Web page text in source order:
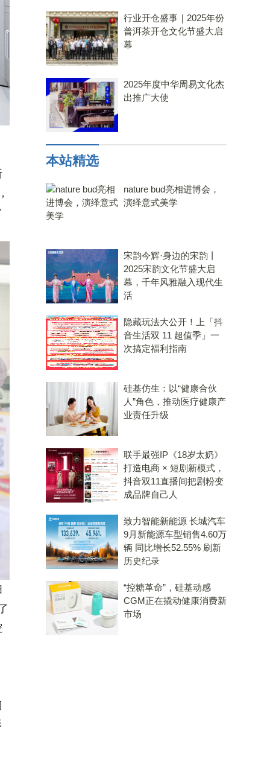
行业开仓盛事｜2025年份
普洱茶开仓文化节盛大启
幕
2025年度中华周易文化杰
出推广大使
本站精选
nature bud亮相进博会，
演绎意式美学
宋韵今辉·身边的宋韵丨
2025宋韵文化节盛大启
幕，千年风雅融入现代生
活
隐藏玩法大公开！上「抖
音生活双 11 超值季」一
次搞定福利指南
硅基仿生：以“健康合伙
人”角色，推动医疗健康产
业责任升级
联手最强IP《18岁太奶》
打造电商 × 短剧新模式，
抖音双11直播间把剧粉变
成品牌自己人
致力智能新能源 长城汽车
9月新能源车型销售4.60万
辆 同比增长52.55% 刷新
历史纪录
“控糖革命”，硅基动感
CGM正在撬动健康消费新
市场